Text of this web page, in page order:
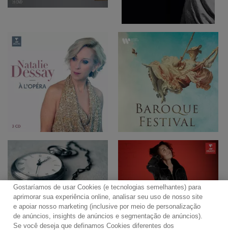
Gostaríamos de usar Cookies (e tecnologias semelhantes) para
aprimorar sua experiência online, analisar seu uso de nosso site
e apoiar nosso marketing (inclusive por meio de personalização
de anúncios, insights de anúncios e segmentação de anúncios).
Se você deseja que definamos Cookies diferentes dos